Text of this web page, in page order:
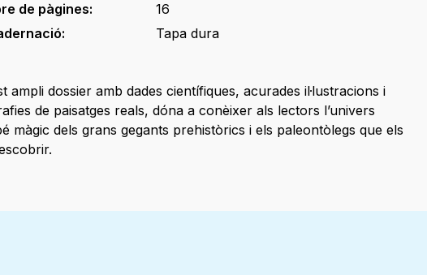
de pàgines:
16
Tapa dura
ampli dossier amb dades científiques, acurades il·lustracions i
de paisatges reals, dóna a conèixer als lectors l’univers
màgic dels grans gegants prehistòrics i els paleontòlegs que els